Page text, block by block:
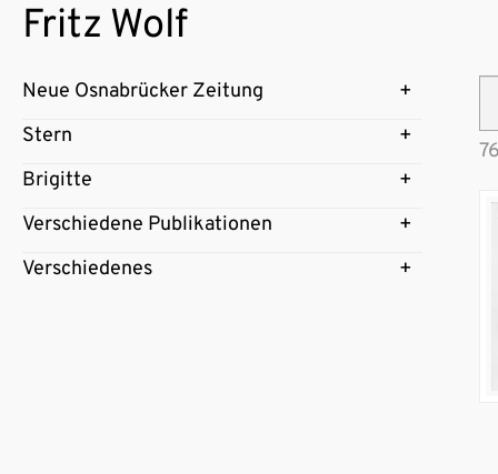
Fritz Wolf
Neue Osnabrücker Zeitung
Stern
Brigitte
Verschiedene Publikationen
Verschiedenes